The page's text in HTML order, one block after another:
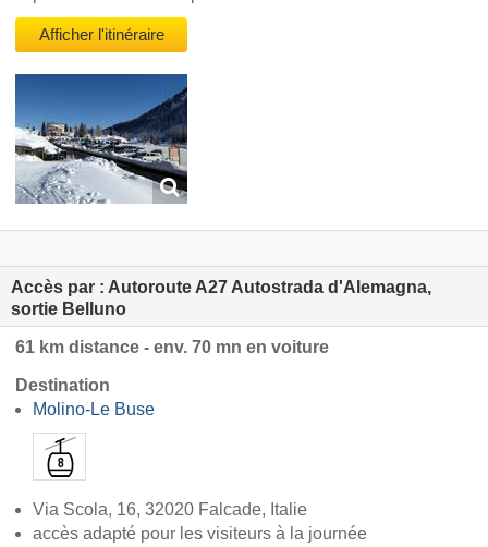
Afficher l'itinéraire
Accès par : Autoroute A27 Autostrada d'Alemagna,
sortie Belluno
61 km distance - env. 70 mn en voiture
Destination
Molino-Le Buse
Via Scola, 16, 32020 Falcade, Italie
accès adapté pour les visiteurs à la journée